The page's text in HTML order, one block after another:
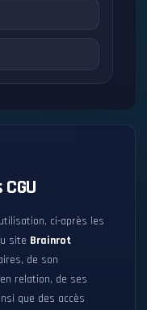
ci-après les
site Brainrot
de son
relation, de ses
que des accès